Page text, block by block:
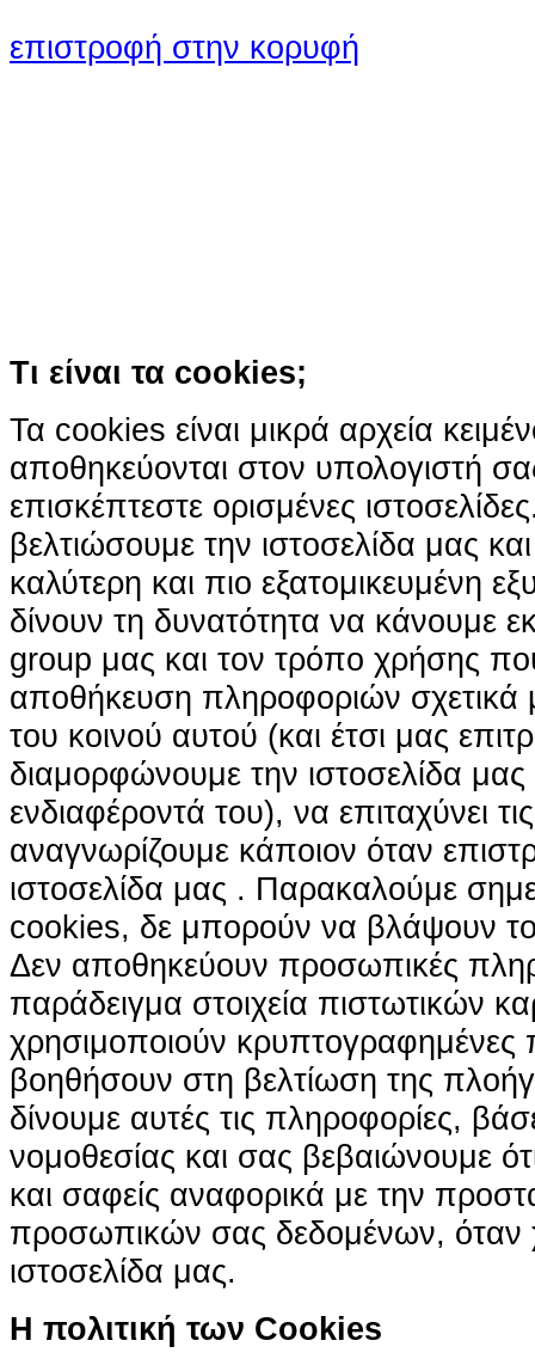
επιστροφή στην κορυφή
Τι είναι τα cookies;
Τα cookies είναι μικρά αρχεία
αποθηκεύονται στον υπολογιστή
επισκέπτεστε ορισμένες
βελτιώσουμε την ιστοσελίδα μας
καλύτερη και πιο εξατομικευμένη
δίνουν τη δυνατότητα να κάνουμε
group μας και τον τρόπο χρήσης
αποθήκευση πληροφοριών σχετικά
του κοινού αυτού (και έτσι μας
διαμορφώνουμε την ιστοσελίδα
ενδιαφέροντά του), να επιταχύνει
αναγνωρίζουμε κάποιον όταν
ιστοσελίδα μας . Παρακαλούμε
cookies, δε μπορούν να βλάψουν
Δεν αποθηκεύουν προσωπικές
παράδειγμα στοιχεία πιστωτικών
χρησιμοποιούν κρυπτογραφημένες
βοηθήσουν στη βελτίωση της
δίνουμε αυτές τις πληροφορίες,
νομοθεσίας και σας βεβαιώνουμε ότι
και σαφείς αναφορικά με την
προσωπικών σας δεδομένων, όταν
ιστοσελίδα μας.
H πολιτική των Cookies